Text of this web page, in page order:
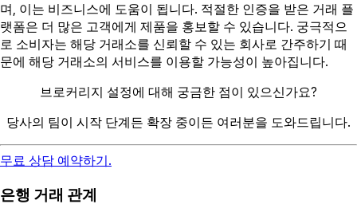
며, 이는 비즈니스에 도움이 됩니다. 적절한 인증을 받은 거래 플
랫폼은 더 많은 고객에게 제품을 홍보할 수 있습니다. 궁극적으
로 소비자는 해당 거래소를 신뢰할 수 있는 회사로 간주하기 때
문에 해당 거래소의 서비스를 이용할 가능성이 높아집니다.
브로커리지 설정에 대해 궁금한 점이 있으신가요?
당사의 팀이 시작 단계든 확장 중이든 여러분을 도와드립니다.
무료 상담 예약하기.
은행 거래 관계